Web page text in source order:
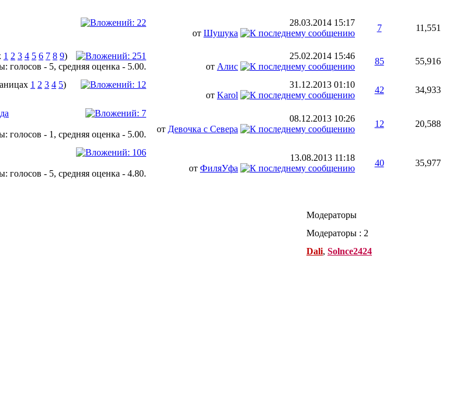
28.03.2014 15:17
от Шушука
7 11,551
1 2 3 4 5 6 7 8 9)
25.02.2014 15:46
от Алис
85 55,916
1 2 3 4 5)
31.12.2013 01:10
от Karol
42 34,933
08.12.2013 10:26
от Девочка с Севера
12 20,588
13.08.2013 11:18
от ФиляУфа
40 35,977
Модераторы
Модераторы : 2
Dali, Solnce2424